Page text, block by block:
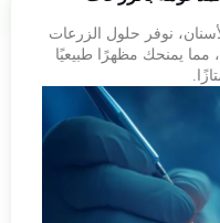
نوفر حلول الزرعات
مما يمنحك مظهرًا طبيعيًا